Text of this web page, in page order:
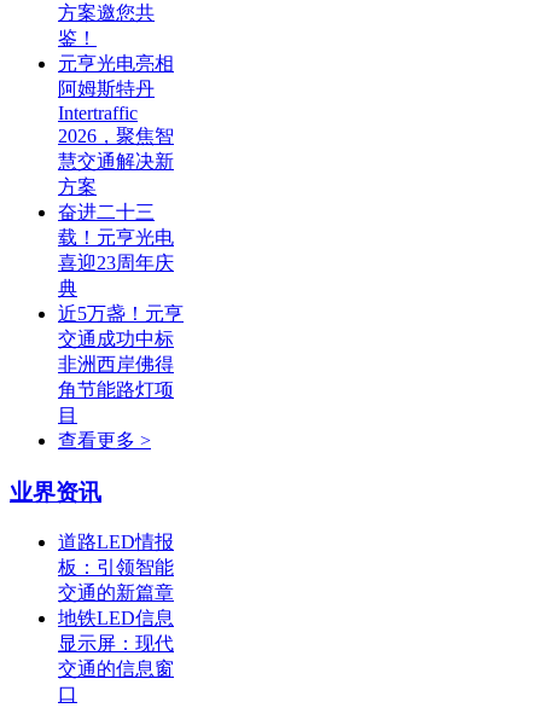
方案邀您共
鉴！
元亨光电亮相
阿姆斯特丹
Intertraffic
2026，聚焦智
慧交通解决新
方案
奋进二十三
载！元亨光电
喜迎23周年庆
典
近5万盏！元亨
交通成功中标
非洲西岸佛得
角节能路灯项
目
查看更多 >
业界资讯
道路LED情报
板：引领智能
交通的新篇章
地铁LED信息
显示屏：现代
交通的信息窗
口